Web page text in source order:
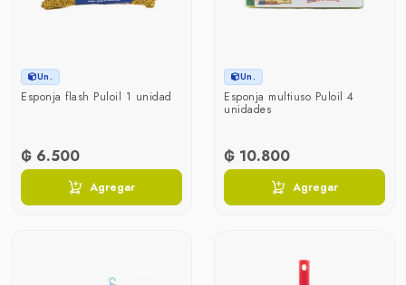
Un.
Esponja flash Puloil 1 unidad
₲ 6.500
Agregar
Un.
Esponja multiuso Puloil 4
unidades
₲ 10.800
Agregar